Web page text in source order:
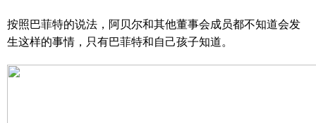
按照巴菲特的说法，阿贝尔和其他董事会成员都不知道会发
生这样的事情，只有巴菲特和自己孩子知道。